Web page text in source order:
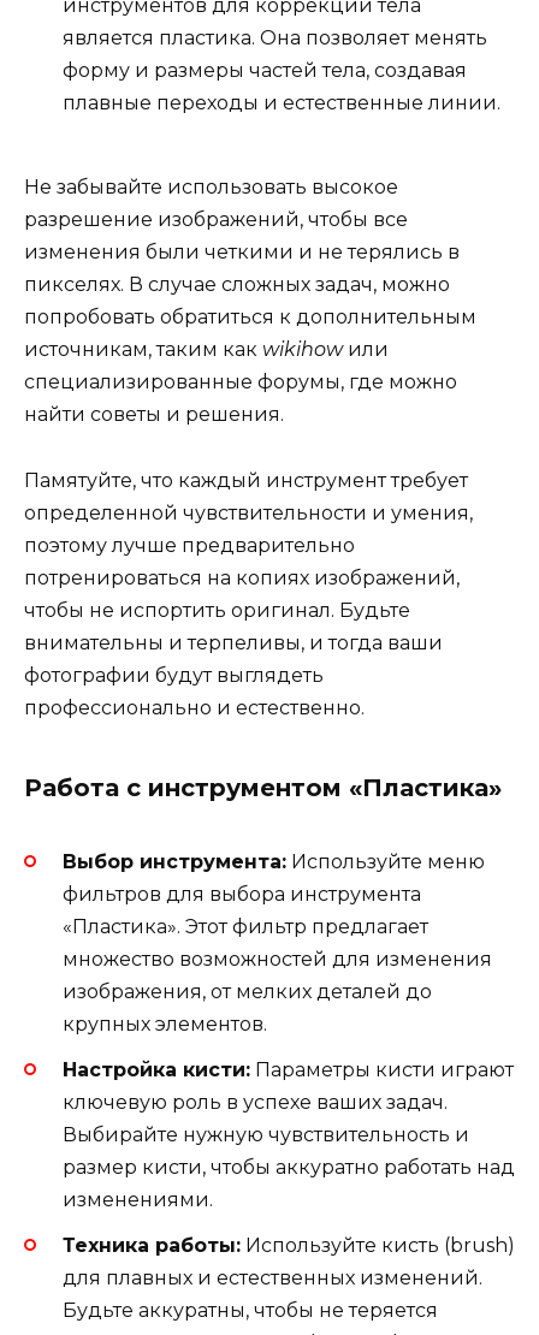
инструментов для коррекции тела
является пластика. Она позволяет менять
форму и размеры частей тела, создавая
плавные переходы и естественные линии.
Не забывайте использовать высокое
разрешение изображений, чтобы все
изменения были четкими и не терялись в
пикселях. В случае сложных задач, можно
попробовать обратиться к дополнительным
источникам, таким как wikihowили
специализированные форумы, где можно
найти советы и решения.
Памятуйте, что каждый инструмент требует
определенной чувствительности и умения,
поэтому лучше предварительно
потренироваться на копиях изображений,
чтобы не испортить оригинал. Будьте
внимательны и терпеливы, и тогда ваши
фотографии будут выглядеть
профессионально и естественно.
Работа с инструментом «Пластика»
Выбор инструмента: Используйте меню
фильтров для выбора инструмента
«Пластика». Этот фильтр предлагает
множество возможностей для изменения
изображения, от мелких деталей до
крупных элементов.
Настройка кисти: Параметры кисти играют
ключевую роль в успехе ваших задач.
Выбирайте нужную чувствительность и
размер кисти, чтобы аккуратно работать над
изменениями.
Техника работы: Используйте кисть (brush)
для плавных и естественных изменений.
Будьте аккуратны, чтобы не теряется